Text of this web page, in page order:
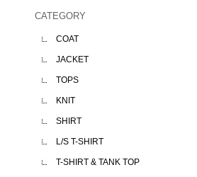
CATEGORY
COAT
JACKET
TOPS
KNIT
SHIRT
L/S T-SHIRT
T-SHIRT & TANK TOP